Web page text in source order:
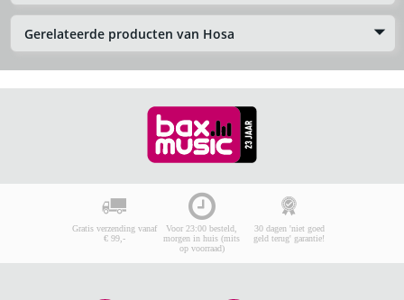
Gerelateerde producten van Hosa
Gratis verzending vanaf
€ 99,-
Voor 23:00 besteld,
morgen in huis (mits
op voorraad)
30 dagen 'niet goed
geld terug' garantie!